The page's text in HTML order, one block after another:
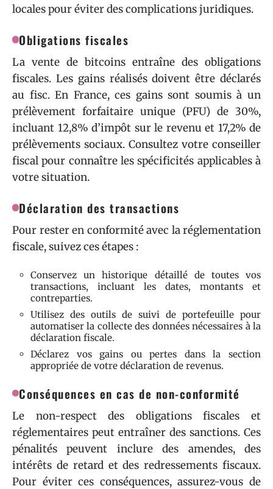
locales pour éviter des complications juridiques.
Obligations fiscales
La vente de bitcoins entraîne des obligations
fiscales. Les gains réalisés doivent être déclarés
au fisc. En France, ces gains sont soumis à un
prélèvement forfaitaire unique (PFU) de 30%,
incluant 12,8% d’impôt sur le revenu et 17,2% de
prélèvements sociaux. Consultez votre conseiller
fiscal pour connaître les spécificités applicables à
votre situation.
Déclaration des transactions
Pour rester en conformité avec la réglementation
fiscale, suivez ces étapes :
Conservez un historique détaillé de toutes vos
transactions, incluant les dates, montants et
contreparties.
Utilisez des outils de suivi de portefeuille pour
automatiser la collecte des données nécessaires à la
déclaration fiscale.
Déclarez vos gains ou pertes dans la section
appropriée de votre déclaration de revenus.
Conséquences en cas de non-conformité
Le non-respect des obligations fiscales et
réglementaires peut entraîner des sanctions. Ces
pénalités peuvent inclure des amendes, des
intérêts de retard et des redressements fiscaux.
Pour éviter ces conséquences, assurez-vous de